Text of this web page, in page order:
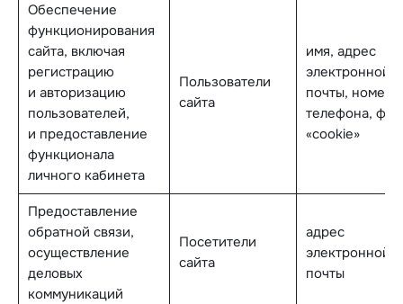
Обеспечение
функционирования
сайта, включая
регистрацию
и авторизацию
пользователей,
и предоставление
функционала
личного кабинета
Пользователи
сайта
имя, адрес
электронной
почты, номер
телефона,
«cookie»
Предоставление
обратной связи,
осуществление
деловых
коммуникаций
Посетители
сайта
адрес
электронной
почты